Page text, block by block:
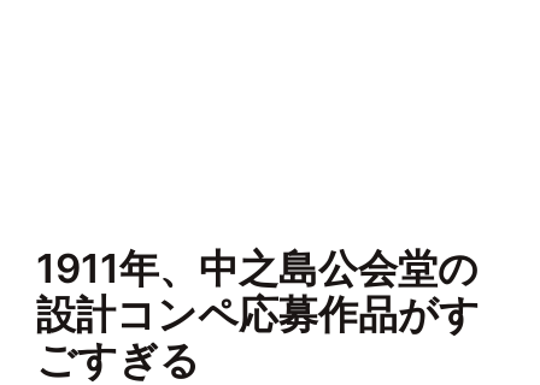
1911年、中之島公会堂の
設計コンペ応募作品がす
ごすぎる